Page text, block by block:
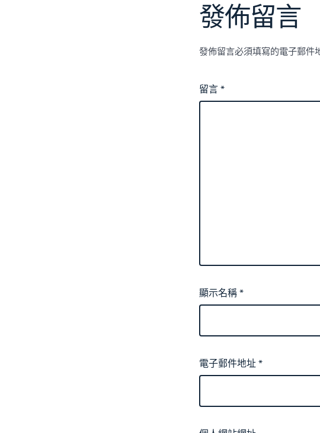
發佈留言
發佈留言必須填寫的電子郵件
留言*
顯示名稱*
電子郵件地址*